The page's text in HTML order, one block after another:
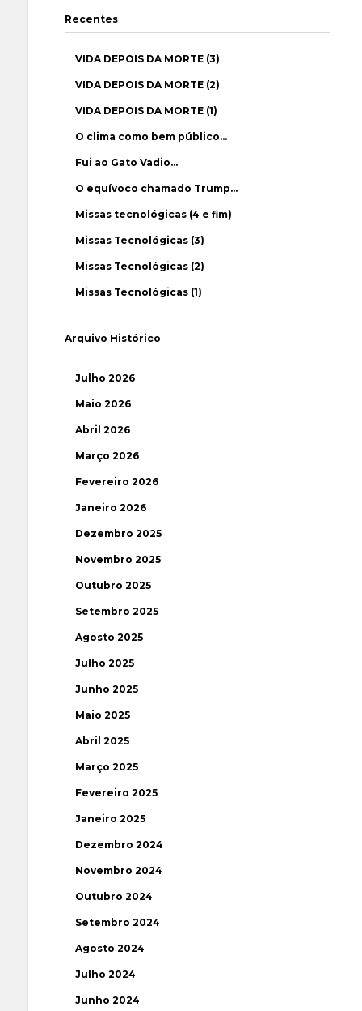
Recentes
VIDA DEPOIS DA MORTE (3)
VIDA DEPOIS DA MORTE (2)
VIDA DEPOIS DA MORTE (1)
O clima como bem público…
Fui ao Gato Vadio…
O equívoco chamado Trump…
Missas tecnológicas (4 e fim)
Missas Tecnológicas (3)
Missas Tecnológicas (2)
Missas Tecnológicas (1)
Arquivo Histórico
Julho 2026
Maio 2026
Abril 2026
Março 2026
Fevereiro 2026
Janeiro 2026
Dezembro 2025
Novembro 2025
Outubro 2025
Setembro 2025
Agosto 2025
Julho 2025
Junho 2025
Maio 2025
Abril 2025
Março 2025
Fevereiro 2025
Janeiro 2025
Dezembro 2024
Novembro 2024
Outubro 2024
Setembro 2024
Agosto 2024
Julho 2024
Junho 2024